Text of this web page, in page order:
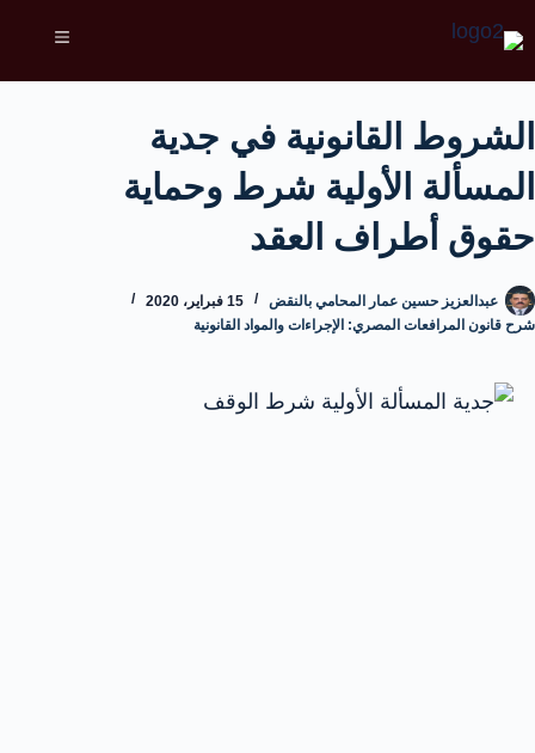
الشروط القانونية في جدية
المسألة الأولية شرط وحماية
حقوق أطراف العقد
عبدالعزيز حسين عمار المحامي بالنقض
15 فبراير، 2020
شرح قانون المرافعات المصري: الإجراءات والمواد القانونية